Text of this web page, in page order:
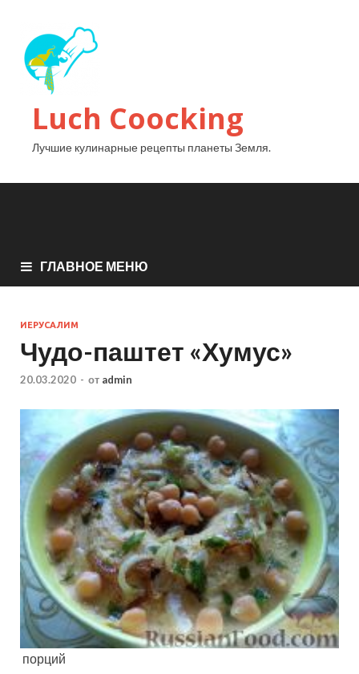
Luch Coocking
Лучшие кулинарные рецепты планеты Земля.
ГЛАВНОЕ МЕНЮ
ИЕРУСАЛИМ
Чудо-паштет «Хумус»
20.03.2020 - от admin
порций